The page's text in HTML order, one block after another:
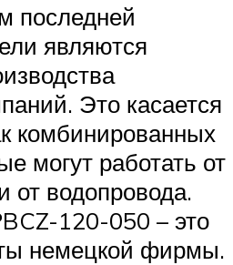
последней
являются
Это касается
комбинированных
могут работать от
от водопровода.
120-050 – это
немецкой фирмы.